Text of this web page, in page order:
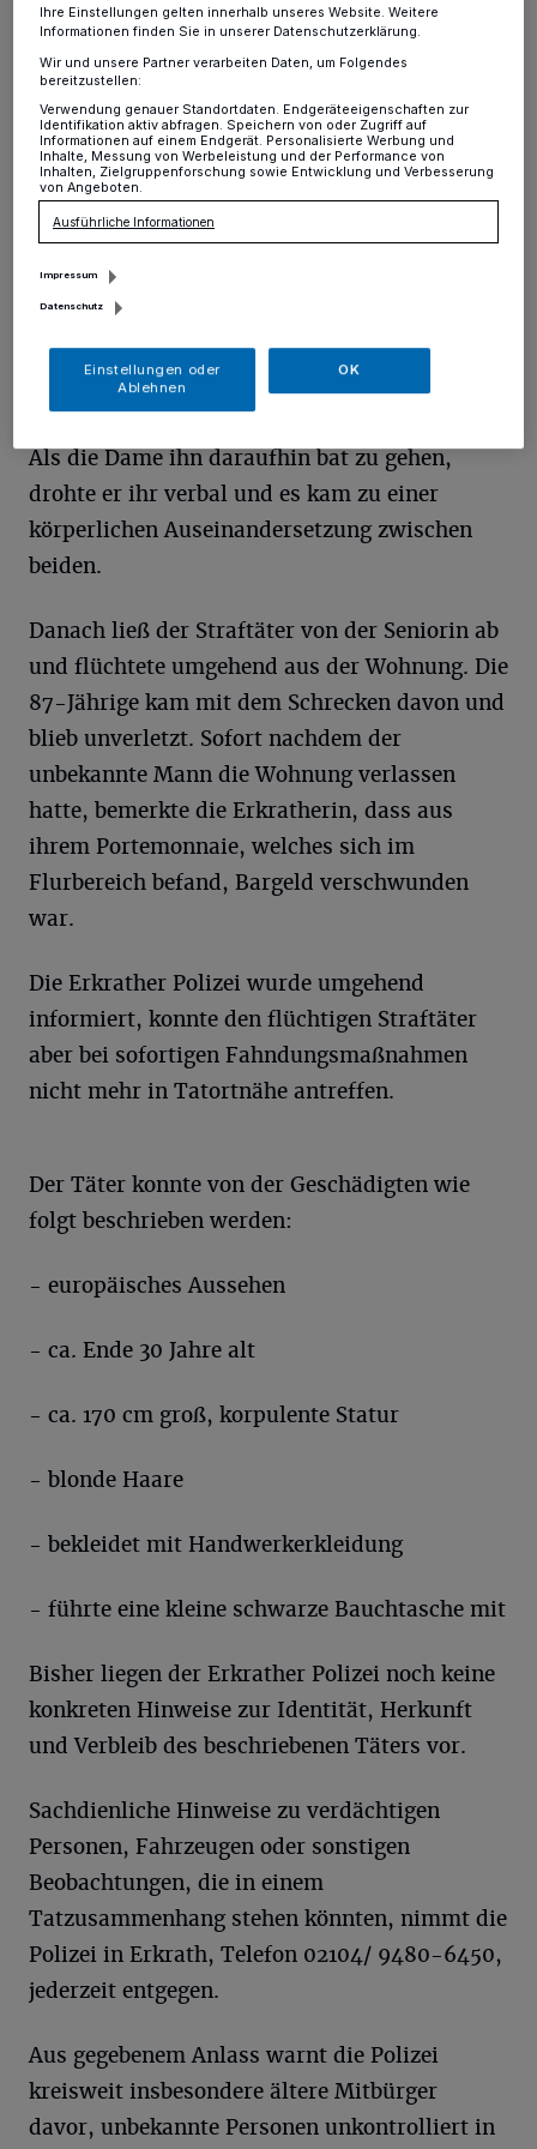
Mann befand. Der Unbekannte, der wie ein
Handwerker bekleidet war, teilte ihr mit, für
eine Immobiliengesellschaft zu arbeiten und
die Fernsehgeräte in ihrer Wohnung
überprüfen zu müssen.
Zusammen fuhr man in die Etage der
Rentnerin und betrat gemeinsam ihre
Wohnung. Nachdem der zunächst freundliche
Mann seine vermeintlichen
Überprüfungsarbeiten durchgeführt hatte,
Als die Dame ihn daraufhin bat zu gehen,
drohte er ihr verbal und es kam zu einer
körperlichen Auseinandersetzung zwischen
beiden.
Danach ließ der Straftäter von der Seniorin ab
und flüchtete umgehend aus der Wohnung. Die
87-Jährige kam mit dem Schrecken davon und
blieb unverletzt. Sofort nachdem der
unbekannte Mann die Wohnung verlassen
hatte, bemerkte die Erkratherin, dass aus
ihrem Portemonnaie, welches sich im
Flurbereich befand, Bargeld verschwunden
war.
Die Erkrather Polizei wurde umgehend
informiert, konnte den flüchtigen Straftäter
aber bei sofortigen Fahndungsmaßnahmen
nicht mehr in Tatortnähe antreffen.
Der Täter konnte von der Geschädigten wie
folgt beschrieben werden:
- europäisches Aussehen
- ca. Ende 30 Jahre alt
- ca. 170 cm groß, korpulente Statur
- blonde Haare
- bekleidet mit Handwerkerkleidung
- führte eine kleine schwarze Bauchtasche mit
Bisher liegen der Erkrather Polizei noch keine
konkreten Hinweise zur Identität, Herkunft
und Verbleib des beschriebenen Täters vor.
Sachdienliche Hinweise zu verdächtigen
Personen, Fahrzeugen oder sonstigen
Beobachtungen, die in einem
Tatzusammenhang stehen könnten, nimmt die
Polizei in Erkrath, Telefon 02104/ 9480-6450,
jederzeit entgegen.
Aus gegebenem Anlass warnt die Polizei
kreisweit insbesondere ältere Mitbürger
davor, unbekannte Personen unkontrolliert in
Ihre Einstellungen gelten innerhalb unseres Website. Weitere
Informationen finden Sie in unserer Datenschutzerklärung.
Wir und unsere Partner verarbeiten Daten, um Folgendes
bereitzustellen:
Verwendung genauer Standortdaten. Endgeräteeigenschaften zur
Identifikation aktiv abfragen. Speichern von oder Zugriff auf
Informationen auf einem Endgerät. Personalisierte Werbung und
Inhalte, Messung von Werbeleistung und der Performance von
Inhalten, Zielgruppenforschung sowie Entwicklung und Verbesserung
von Angeboten.
Ausführliche Informationen
Impressum
Datenschutz
Einstellungen oder
Ablehnen
OK